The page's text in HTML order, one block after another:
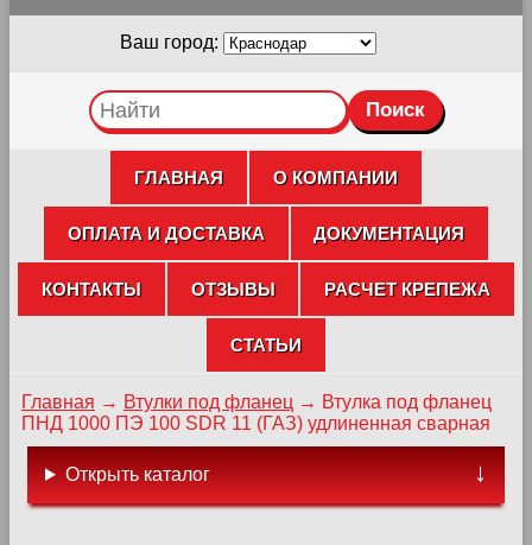
Ваш город:
ГЛАВНАЯ О КОМПАНИИ
ОПЛАТА И ДОСТАВКА ДОКУМЕНТАЦИЯ
КОНТАКТЫ ОТЗЫВЫ РАСЧЕТ КРЕПЕЖА
СТАТЬИ
Главная → Втулки под фланец → Втулка под фланец
ПНД 1000 ПЭ 100 SDR 11 (ГАЗ) удлиненная сварная
Открыть каталог